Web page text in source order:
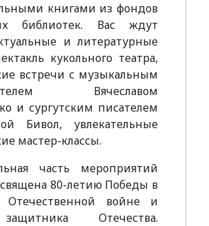
книгами из фондов
библиотек. Вас ждут
и литературные
кукольного театра,
встречи с музыкальным
Вячеславом
и сургутским писателем
Бивол, увлекательные
мастер-классы.
часть мероприятий
80-летию Победы в
Отечественной войне и
Отечества.